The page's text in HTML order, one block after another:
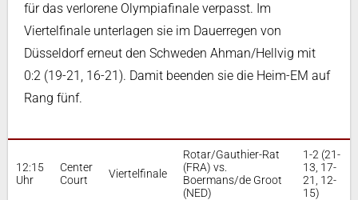
für das verlorene Olympiafinale verpasst. Im
Viertelfinale unterlagen sie im Dauerregen von
Düsseldorf erneut den Schweden Ahman/Hellvig mit
0:2 (19-21, 16-21). Damit beenden sie die Heim-EM auf
Rang fünf.
12:15
Uhr
Center
Court
Viertelfinale
Rotar/Gauthier-Rat
(FRA) vs.
Boermans/de Groot
(NED)
1-2 (21-
13, 17-
21, 12-
15)